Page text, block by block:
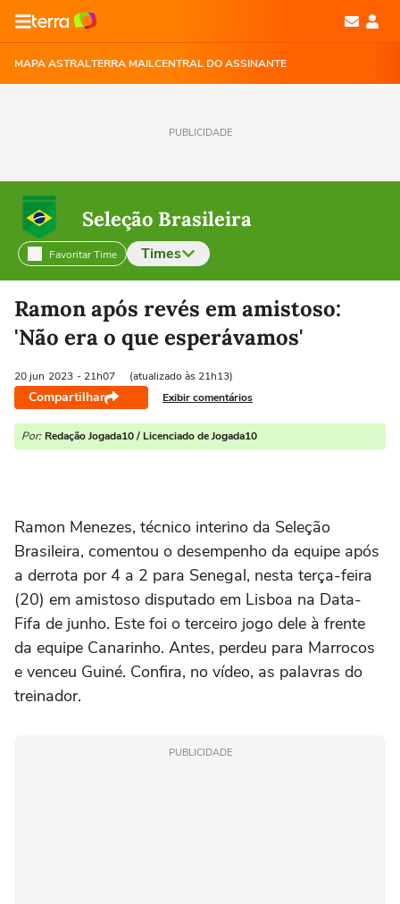
MAPA ASTRALTERRA MAILCENTRAL DO ASSINANTE
PUBLICIDADE
Seleção Brasileira
Favoritar Time Times
Selecione o time para ver as notícias
Ramon após revés em amistoso:
'Não era o que esperávamos'
20 jun 2023 - 21h07 (atualizado às 21h13)
Compartilhar Exibir comentários
Por: Redação Jogada10 / Licenciado de Jogada10
Ramon Menezes, técnico interino da Seleção
Brasileira, comentou o desempenho da equipe após
a derrota por 4 a 2 para Senegal, nesta terça-feira
(20) em amistoso disputado em Lisboa na Data-
Fifa de junho. Este foi o terceiro jogo dele à frente
da equipe Canarinho. Antes, perdeu para Marrocos
e venceu Guiné. Confira, no vídeo, as palavras do
treinador.
PUBLICIDADE